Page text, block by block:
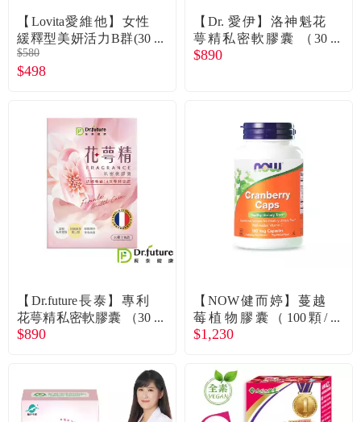
【Lovita愛維他】女性
緩釋型美妍活力B群(30
錠/盒)
$580
$498
【Dr. 愛伊】洛神魁花
萼精私密軟膠囊 （30
顆/盒） 廠商直送
$890
【Dr.future長泰】專利
花萼精私密軟膠囊 （30
顆/盒） 廠商直送
$890
【NOW健而婷】蔓越
莓植物膠囊（100顆/
瓶）廠商直送
$1,230